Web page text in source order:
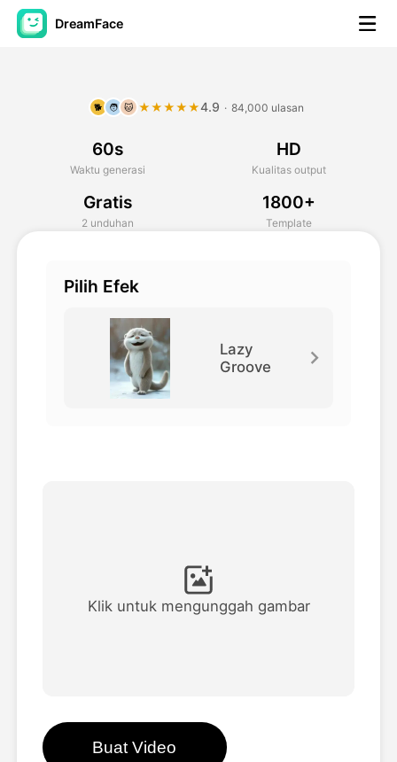
DreamFace
Avatar Video
Video AI
Foto AI
Lihat Semua Template
🐕 🧑 🐱 ★★★★★4.9 · 84,000 ulasan
60s
Waktu generasi
HD
Kualitas output
Gratis
2 unduhan
1800+
Template
Pilih Efek
Lazy
Groove
Klik untuk mengunggah gambar
Buat Video